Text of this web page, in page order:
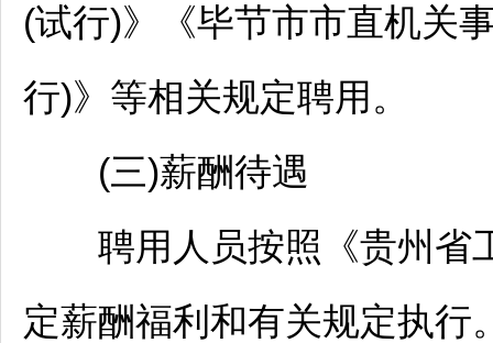
(试行)》《毕节市市直机关
行)》等相关规定聘用。
(三)薪酬待遇
聘用人员按照《贵州省
定薪酬福利和有关规定执行